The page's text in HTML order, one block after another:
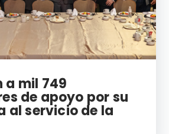
a mil 749
de apoyo por su
al servicio de la